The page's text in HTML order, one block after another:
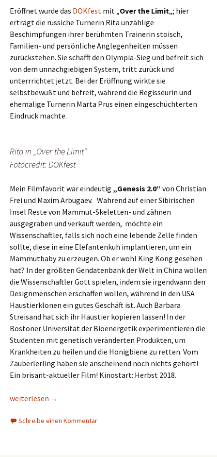
Eröffnet wurde das DOKfest mit „Over the Limit„; hier
erträgt die russiche Turnerin Rita unzählige
Beschimpfungen ihrer berühmten Trainerin stoisch,
Familien- und persönliche Anglegenheiten müssen
zurückstehen. Sie schafft den Olympia-Sieg und befreit sich
von dem unnachgiebigen System, tritt zurück und
unterrrichtet jetzt. Bei der Eröffnung wirkte sie
selbstbewußt und befreit, während die Regisseurin und
ehemalige Turnerin Marta Prus einen eingeschüchterten
Eindruck machte.
Rita in „Over the Limit“
Fotocredit: DOKfest
Mein Filmfavorit war eindeutig „Genesis 2.0“ von Christian
Frei und Maxim Arbugaev. Während auf einer Sibirischen
Insel Reste von Mammut-Skeletten- und zähnen
ausgegraben und verkauft werden, möchte ein
Wissenschaftler, falls sich noch eine lebende Zelle finden
sollte, diese in eine Elefantenkuh implantieren, um ein
Mammutbaby zu erzeugen. Ob er wohl King Kong gesehen
hat? In der größten Gendatenbank der Welt in China wollen
die Wissenschaftler Gott spielen, indem sie irgendwann den
Designmenschen erschaffen wollen, während in den USA
Haustierklonen ein gutes Geschäft ist. Auch Barbara
Streisand hat sich ihr Haustier kopieren lassen! In der
Bostoner Universität der Bioenergetik experimentieren die
Studenten mit genetisch veränderten Produkten, um
Krankheiten zu heilen und die Honigbiene zu retten. Vom
Zauberlerling haben sie anscheinend noch nichts gehört!
Ein brisant-aktueller Film! Kinostart: Herbst 2018.
Auf der Jagd nach den besten Filmen beim Dok.Fest München
weiterlesen →
Schreibe einen Kommentar